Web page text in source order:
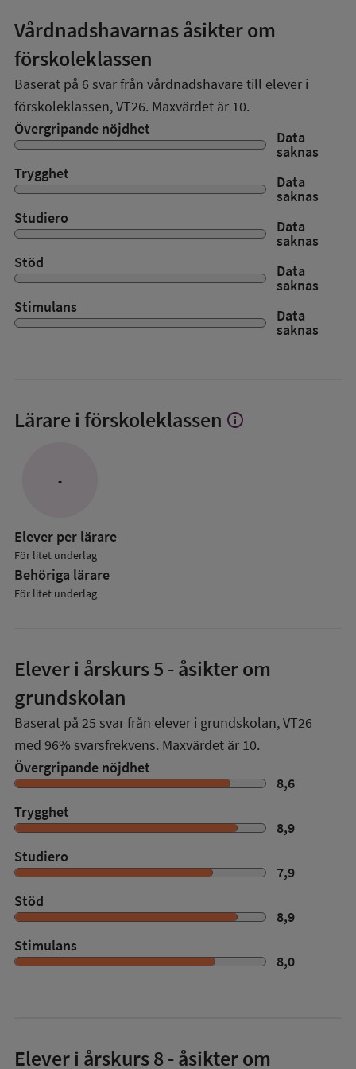
Vårdnadshavarnas åsikter om
förskoleklassen
Baserat på 6 svar från vårdnadshavare till elever i
förskoleklassen,VT26. Maxvärdet är 10.
Övergripande nöjdhet
Data
saknas
Trygghet
Data
saknas
Studiero
Data
saknas
Stöd
Data
saknas
Stimulans
Data
saknas
Lärare i förskoleklassen Visa
info
-
Elever per lärare
För litet underlag
Behöriga lärare
För litet underlag
Elever i årskurs 5 - åsikter om
grundskolan
Baserat på 25 svar från elever i grundskolan,VT26
med 96% svarsfrekvens. Maxvärdet är 10.
Övergripande nöjdhet
8,6
Trygghet
8,9
Studiero
7,9
Stöd
8,9
Stimulans
8,0
Elever i årskurs 8- åsikter om